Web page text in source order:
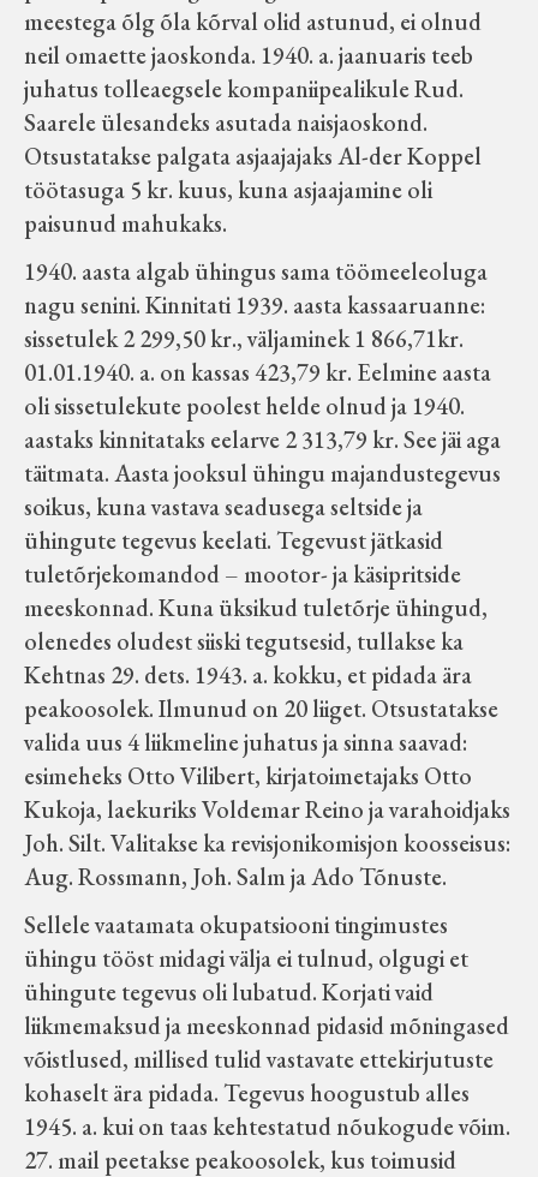
meestega õlg õla kõrval olid astunud, ei olnud
neil omaette jaoskonda. 1940. a. jaanuaris teeb
juhatus tolleaegsele kompaniipealikule Rud.
Saarele ülesandeks asutada naisjaoskond.
Otsustatakse palgata asjaajajaks Al-der Koppel
töötasuga 5 kr. kuus, kuna asjaajamine oli
paisunud mahukaks.
1940. aasta algab ühingus sama töömeeleoluga
nagu senini. Kinnitati 1939. aasta kassaaruanne:
sissetulek 2 299,50 kr., väljaminek 1 866,71kr.
01.01.1940. a. on kassas 423,79 kr. Eelmine aasta
oli sissetulekute poolest helde olnud ja 1940.
aastaks kinnitataks eelarve 2 313,79 kr. See jäi aga
täitmata. Aasta jooksul ühingu majandustegevus
soikus, kuna vastava seadusega seltside ja
ühingute tegevus keelati. Tegevust jätkasid
tuletõrjekomandod – mootor- ja käsipritside
meeskonnad. Kuna üksikud tuletõrje ühingud,
olenedes oludest siiski tegutsesid, tullakse ka
Kehtnas 29. dets. 1943. a. kokku, et pidada ära
peakoosolek. Ilmunud on 20 liiget. Otsustatakse
valida uus 4 liikmeline juhatus ja sinna saavad:
esimeheks Otto Vilibert, kirjatoimetajaks Otto
Kukoja, laekuriks Voldemar Reino ja varahoidjaks
Joh. Silt. Valitakse ka revisjonikomisjon koosseisus:
Aug. Rossmann, Joh. Salm ja Ado Tõnuste.
Sellele vaatamata okupatsiooni tingimustes
ühingu tööst midagi välja ei tulnud, olgugi et
ühingute tegevus oli lubatud. Korjati vaid
liikmemaksud ja meeskonnad pidasid mõningased
võistlused, millised tulid vastavate ettekirjutuste
kohaselt ära pidada. Tegevus hoogustub alles
1945. a. kui on taas kehtestatud nõukogude võim.
27. mail peetakse peakoosolek, kus toimusid